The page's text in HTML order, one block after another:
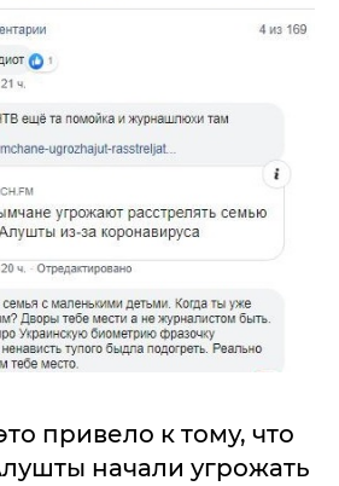
привело к тому, что
начали угрожать